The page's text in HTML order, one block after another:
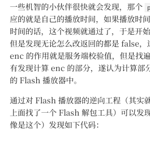
一些机智的小伙伴很快就会发现，那个
应的就是自己的播放时间，如果播放时
时间的话，这个视频就通过了，于是开
但是发现无论怎么改返回的都是 false，
enc 的作用就是服务端校验值，但是找
有发现计算 enc 的部分，遂认为计算部
的 Flash 播放器中。
通过对 Flash 播放器的逆向工程（其实
上面找了一个 Flash 解包工具）可以发
像是这个）发现如下代码：